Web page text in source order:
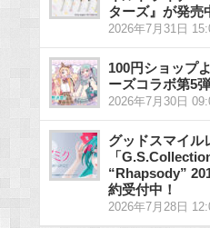
ターズ』が発売
2026年7月31日
100円ショップ
ーズコラボ第5
2026年7月30日
グッドスマイル
「
“Rhapsody”
約受付中！
2026年7月28日